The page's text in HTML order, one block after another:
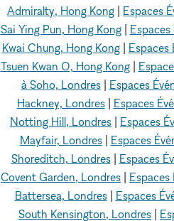
Admiralty, Hong Kong
Espaces
Sai Ying Pun, Hong Kong|
Kwai Chung, Hong Kong| Espaces
Tsuen Kwan O, Hong Kong|
à Soho, Londres| Espaces
Hackney, Londres| Espaces
Notting Hill, Londres
Espaces
Mayfair, Londres| Espaces
Shoreditch, Londres| Espaces
Covent Garden, Londres
Espaces
Battersea, Londres| Espaces
South Kensington, Londres